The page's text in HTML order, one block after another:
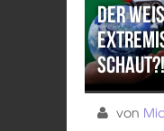
Der
von